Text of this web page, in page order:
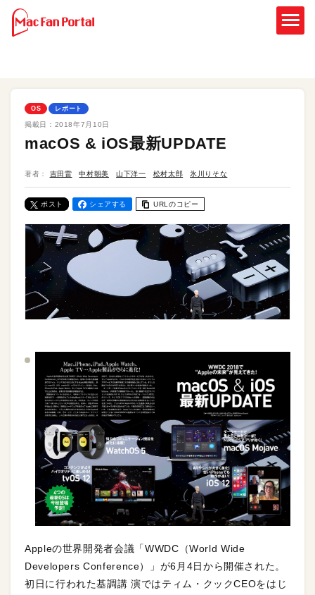
OS レポート
掲載日： 2018年7月10日
macOS & iOS最新UPDATE
著者： 吉田雷 中村朝美 山下洋一 松村太郎 氷川りそな
ポスト シェアする URLのコピー
Appleの世界開発者会議「WWDC（World Wide
Developers Conference）」が6月4日から開催された。
初日に行われた基調講 演ではティム・クックCEOをはじ